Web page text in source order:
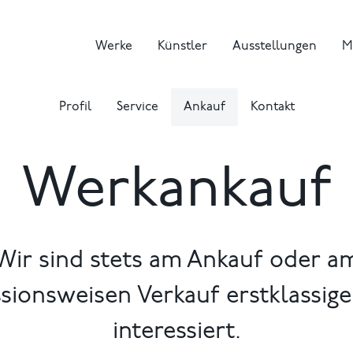
Werke Künstler Ausstellungen
Profil Service Ankauf Kontakt
Werkankauf
sind stets am Ankauf oder
Verkauf
interessiert.